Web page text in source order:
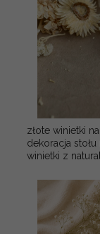
złote winietki
dekoracja
winietki z